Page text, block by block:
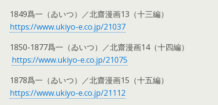
1849爲一（ゐいつ）／北齋漫画13（十三編）
https://www.ukiyo-e.co.jp/21037
1850-1877爲一（ゐいつ）／北齋漫画14（十四編）
https://www.ukiyo-e.co.jp/21075
1878爲一（ゐいつ）／北齋漫画15（十五編）
https://www.ukiyo-e.co.jp/21112